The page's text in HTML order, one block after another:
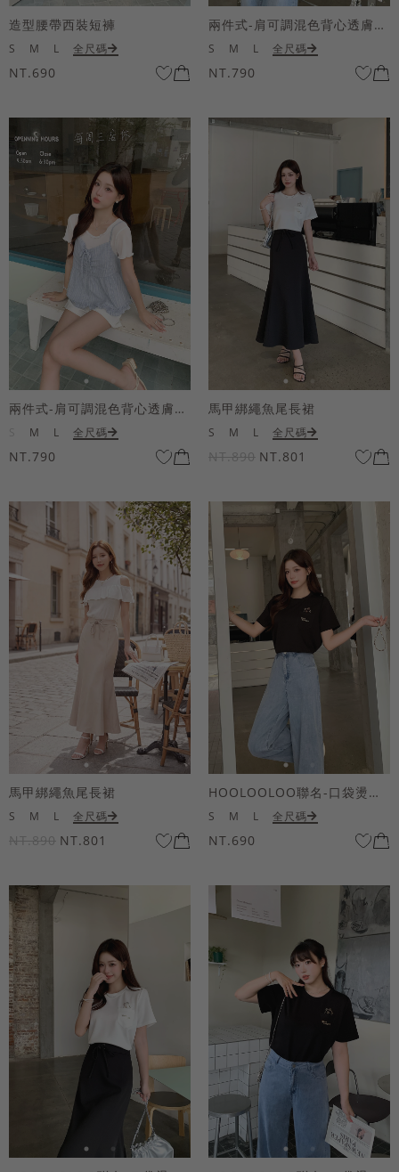
造型腰帶西裝短褲
S M L 全尺碼
NT.690
兩件式-肩可調混色背心透膚上衣套組
S M L 全尺碼
NT.790
兩件式-肩可調混色背心透膚上衣套組
M L 全尺碼
NT.790
馬甲綁繩魚尾長裙
S M L 全尺碼
NT.890 NT.801
馬甲綁繩魚尾長裙
S M L 全尺碼
NT.890 NT.801
HOOLOOLOO聯名-口袋燙金KUKU熊短袖上衣
S M L 全尺碼
NT.690